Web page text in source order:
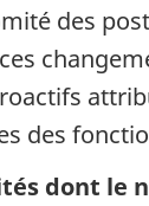
des
des
dont le